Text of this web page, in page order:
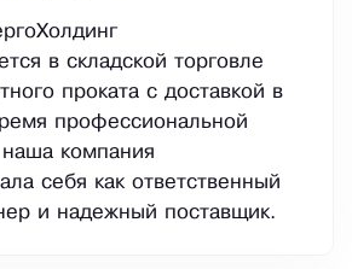
в складской торговле
проката с доставкой в
профессиональной
компания
себя как ответственный
и надежный поставщик.